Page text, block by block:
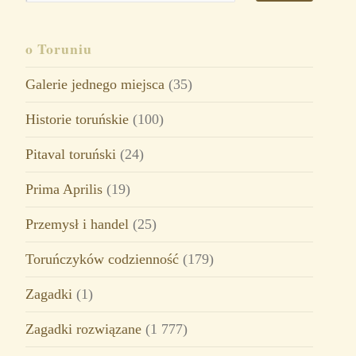
o Toruniu
Galerie jednego miejsca(35)
Historie toruńskie(100)
Pitaval toruński(24)
Prima Aprilis(19)
Przemysł i handel(25)
Toruńczyków codzienność(179)
Zagadki(1)
Zagadki rozwiązane(1 777)